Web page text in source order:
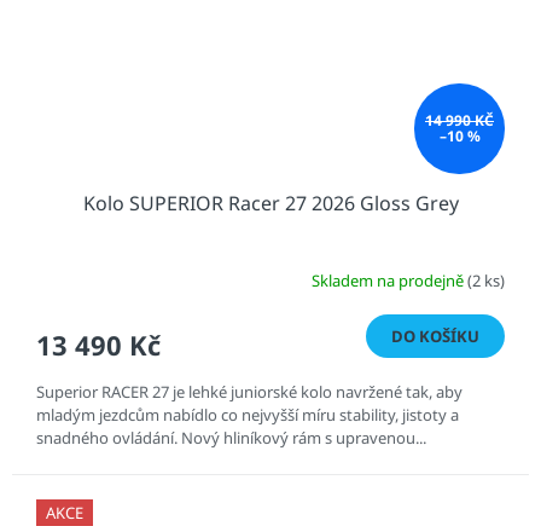
14 990 KČ
–10 %
Kolo SUPERIOR Racer 27 2026 Gloss Grey
Skladem na prodejně(2 ks)
13 490 Kč DO KOŠÍKU
Superior RACER 27 je lehké juniorské kolo navržené tak, aby
mladým jezdcům nabídlo co nejvyšší míru stability, jistoty a
snadného ovládání. Nový hliníkový rám s upravenou...
AKCE